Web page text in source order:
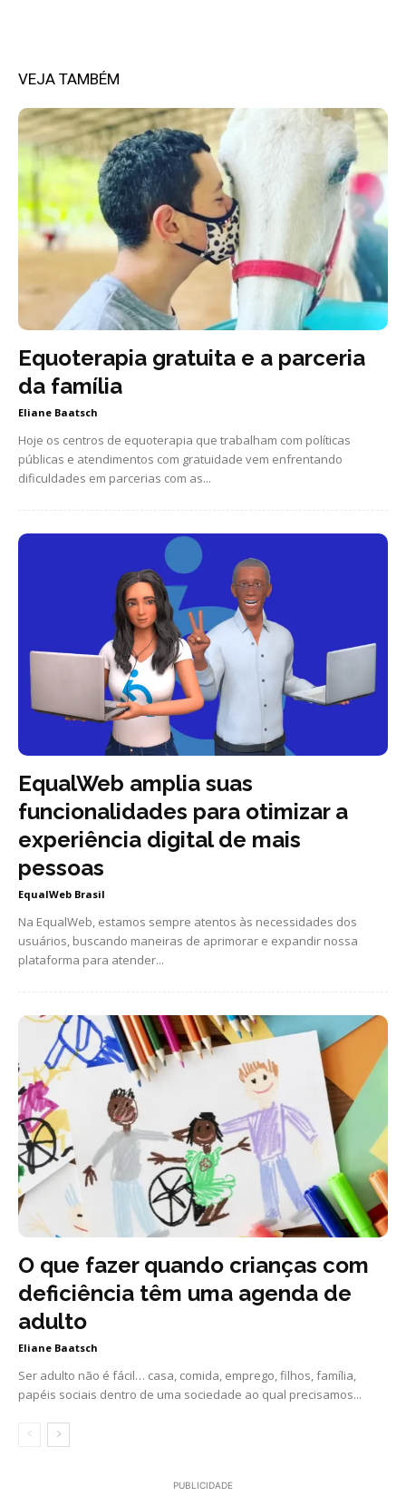
VEJA TAMBÉM
Equoterapia gratuita e a parceria
da família
Eliane Baatsch
Hoje os centros de equoterapia que trabalham com políticas
públicas e atendimentos com gratuidade vem enfrentando
dificuldades em parcerias com as...
EqualWeb amplia suas
funcionalidades para otimizar a
experiência digital de mais
pessoas
EqualWeb Brasil
Na EqualWeb, estamos sempre atentos às necessidades dos
usuários, buscando maneiras de aprimorar e expandir nossa
plataforma para atender...
O que fazer quando crianças com
deficiência têm uma agenda de
adulto
Eliane Baatsch
Ser adulto não é fácil… casa, comida, emprego, filhos, família,
papéis sociais dentro de uma sociedade ao qual precisamos...
PUBLICIDADE